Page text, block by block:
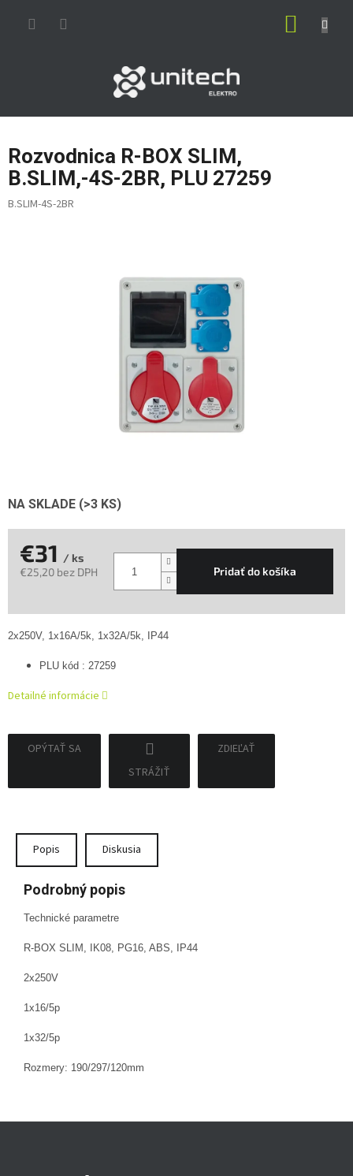
Rozvodnica R-BOX SLIM,
B.SLIM,-4S-2BR, PLU 27259
B.SLIM-4S-2BR
NA SKLADE (>3 KS)
€31 / ks
€25,20 bez DPH
Pridať do košíka
2x250V, 1x16A/5k, 1x32A/5k, IP44
PLU kód : 27259
Detailné informácie
OPÝTAŤ SA
STRÁŽIŤ
ZDIEĽAŤ
Popis Diskusia
Podrobný popis
Technické parametre
R-BOX SLIM, IK08, PG16, ABS, IP44
2x250V
1x16/5p
1x32/5p
Rozmery: 190/297/120mm